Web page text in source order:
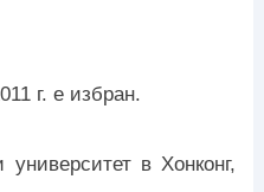
г. е избран.
в Хонконг,